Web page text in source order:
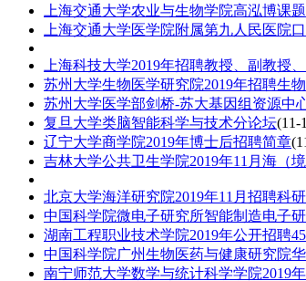
上海交通大学农业与生物学院高泓博课
上海交通大学医学院附属第九人民医院
上海科技大学2019年招聘教授、副教授
苏州大学生物医学研究院2019年招聘生
苏州大学医学部剑桥-苏大基因组资源中
复旦大学类脑智能科学与技术分论坛(11-
辽宁大学商学院2019年博士后招聘简章
吉林大学公共卫生学院2019年11月海（
北京大学海洋研究院2019年11月招聘科
中国科学院微电子研究所智能制造电子
湖南工程职业技术学院2019年公开招聘
中国科学院广州生物医药与健康研究院
南宁师范大学数学与统计科学学院2019